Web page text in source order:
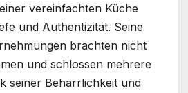
vereinfachten Küche
und Authentizität. Seine
brachten nicht
und schlossen mehrere
seiner Beharrlichkeit und